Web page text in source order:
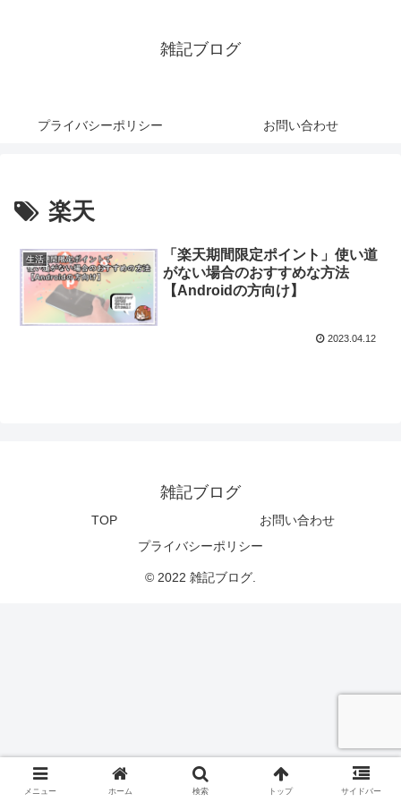
雑記ブログ
プライバシーポリシー お問い合わせ
楽天
生活
「楽天期間限定ポイント」使い道
がない場合のおすすめな方法
【Androidの方向け】
2023.04.12
雑記ブログ
TOP
お問い合わせ
プライバシーポリシー
© 2022 雑記ブログ.
メニュー ホーム 検索 トップ サイドバー